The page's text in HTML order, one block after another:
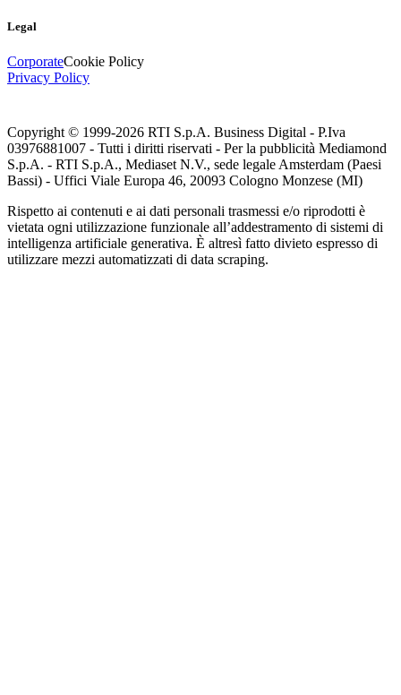
Legal
CorporateCookie Policy
Privacy Policy
Copyright © 1999-2026 RTI S.p.A. Business Digital - P.Iva
03976881007 - Tutti i diritti riservati - Per la pubblicità Mediamond
S.p.A. - RTI S.p.A., Mediaset N.V., sede legale Amsterdam (Paesi
Bassi) - Uffici Viale Europa 46, 20093 Cologno Monzese (MI)
Rispetto ai contenuti e ai dati personali trasmessi e/o riprodotti è
vietata ogni utilizzazione funzionale all’addestramento di sistemi di
intelligenza artificiale generativa. È altresì fatto divieto espresso di
utilizzare mezzi automatizzati di data scraping.